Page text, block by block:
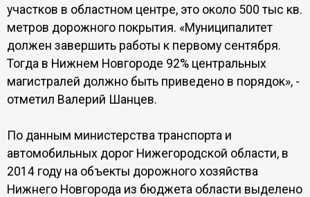
участков в областном центре, это около 500 тыс кв.
метров дорожного покрытия. «Муниципалитет
должен завершить работы к первому сентября.
Тогда в Нижнем Новгороде 92% центральных
магистралей должно быть приведено в порядок», -
отметил Валерий Шанцев.
По данным министерства транспорта и
автомобильных дорог Нижегородской области, в
2014 году на объекты дорожного хозяйства
Нижнего Новгорода из бюджета области выделено